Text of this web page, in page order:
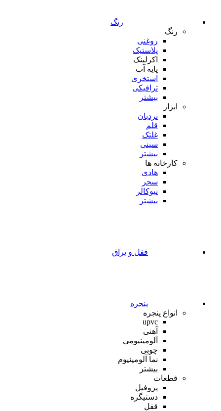
رنگ
رنگ
روغنی
پلاستیک
اکرلینک
پایه آب
استخری
ترافیکی
بیشتر
ابزار
نردبان
قلم
غلتک
سینی
بیشتر
کارخانه ها
هادی
سحر
نیوکالر
بیشتر
قفل و یراق
پنجره
انواع پنجره
upvc
آهنی
آلومینیومی
چوبی
نما آلومینیوم
بیشتر
قطعات
پروفیل
دستیگره
قفل